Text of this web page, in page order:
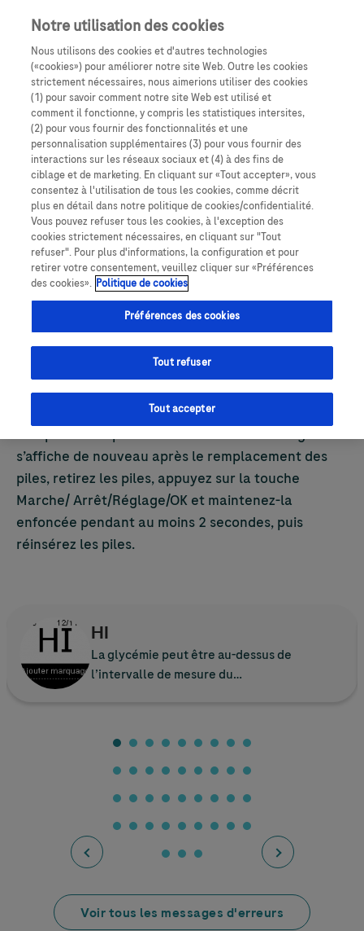
passer la navigation
Fil d'Ariane
Accueil
Accu-Chek® Guide
Codes d'erreurs Remplacer
piles (E-9)
Remplacez les piles maintenant. Si le message
s’affiche de nouveau après le remplacement des
piles, retirez les piles, appuyez sur la touche
Marche/ Arrêt/Réglage/OK et maintenez-la
enfoncée pendant au moins 2 secondes, puis
réinsérez les piles.
HI
La glycémie peut être au-dessus de
l’intervalle de mesure du…
Voir tous les messages d'erreurs
Notre utilisation des cookies
Nous utilisons des cookies et d'autres technologies
(«cookies») pour améliorer notre site Web. Outre les cookies
strictement nécessaires, nous aimerions utiliser des cookies
(1) pour savoir comment notre site Web est utilisé et
comment il fonctionne, y compris les statistiques intersites,
(2) pour vous fournir des fonctionnalités et une
personnalisation supplémentaires (3) pour vous fournir des
interactions sur les réseaux sociaux et (4) à des fins de
ciblage et de marketing. En cliquant sur «Tout accepter», vous
consentez à l'utilisation de tous les cookies, comme décrit
plus en détail dans notre politique de cookies/confidentialité.
Vous pouvez refuser tous les cookies, à l'exception des
cookies strictement nécessaires, en cliquant sur "Tout
refuser". Pour plus d'informations, la configuration et pour
retirer votre consentement, veuillez cliquer sur «Préférences
des cookies». Politique de cookies
Préférences des cookies
Tout refuser
Tout accepter